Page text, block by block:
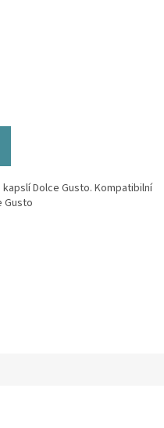
kapslí Dolce Gusto. Kompatibilní
Gusto